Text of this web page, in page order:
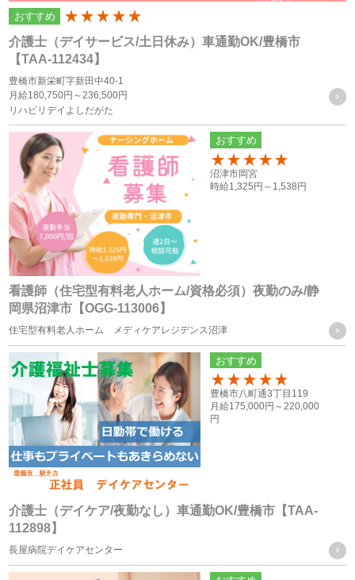
個人情報の利用目的は以下の通りです。利用目的を超えて利
当サイトにおけるユーザーへのサービスの提供
本サービスの利用に伴う連絡・各種お知らせ等の配信・送
付
ユーザーの承諾・申込みに基づく、本サービス利用企業等
への個人情報の提供
属性情報･端末情報・位置情報・行動履歴等に基づく広
告・コンテンツ等の配信・表示、本サービスの提供
本サービスの改善・新規サービスの開発・マーケティング
活動
本サービスに関するご意見、お問い合わせの確認・回答
個人情報の第三者への提供
当社は、次に掲げる場合を除き、お客様の個人情報を第三者
に提供することはございません。
（１） ご本人様の同意がある場合
（２） 法令に基づく場合
（３） 人の生命、身体又は財産の保護のために必要がある場
合であって、ご本人様の同意を得ることが困難な場合
（４） 公衆衛生の向上又は児童の健全な育成の推進のために
特に必要がある場合であって、ご本人様の同意を得ることが
困難な場合
（５） 国の機関もしくは地方公共団体又はその委託を受けた
介護士（デイサービス/土日休み）車通勤OK/豊橋市
【TAA-112434】
豊橋市新栄町字新田中40-1
月給180,750円～236,500円
リハビリデイよしだがた
おすすめ
200
看護師（住宅型有料老人ホーム/資格必須）夜勤のみ/静
岡県沼津市【OGG-113006】
住宅型有料老人ホーム メディケアレジデンス沼津
おすすめ
150
沼津市岡宮
時給1,325円～ 1,538円
介護士（デイケア/夜勤なし）車通勤OK/豊橋市【TAA-
112898】
長屋病院デイケアセンター
おすすめ
100
豊橋市八町通3丁目119
月給175,000円～220,000
円